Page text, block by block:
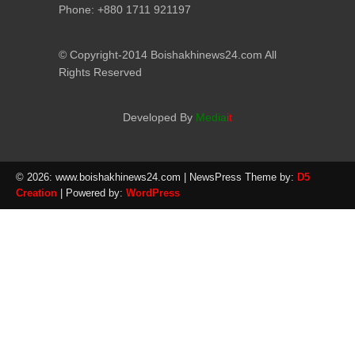
Phone: +880 1711 921197
© Copyright-2014 Boishakhinews24.com All
Rights Reserved
Developed By Mediait
© 2026: www.boishakhinews24.com | NewsPress Theme by: D5
Creation | Powered by: WordPress